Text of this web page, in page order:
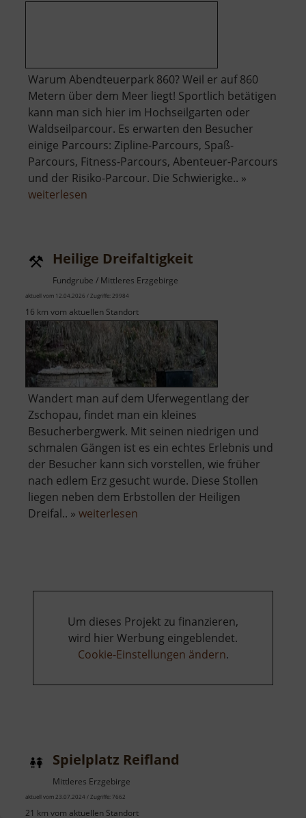
Warum Abendteuerpark 860? Weil er auf 860
Metern über dem Meer liegt! Sportlich betätigen
kann man sich hier im Hochseilgarten oder
Waldseilparcour. Es erwarten den Besucher
einige Parcours: Zipline-Parcours, Spaß-
Parcours, Fitness-Parcours, Abenteuer-Parcours
und der Risiko-Parcour. Die Schwierigke.. »
weiterlesen
Heilige Dreifaltigkeit
Fundgrube / Mittleres Erzgebirge
aktuell vom 12.04.2026 / Zugriffe: 29984
16 km vom aktuellen Standort
Wandert man auf dem Uferwegentlang der
Zschopau, findet man ein kleines
Besucherbergwerk. Mit seinen niedrigen und
schmalen Gängen ist es ein echtes Erlebnis und
der Besucher kann sich vorstellen, wie früher
nach edlem Erz gesucht wurde. Diese Stollen
liegen neben dem Erbstollen der Heiligen
Dreifal.. » weiterlesen
Um dieses Projekt zu finanzieren,
wird hier Werbung eingeblendet.
Cookie-Einstellungen ändern.
Spielplatz Reifland
Mittleres Erzgebirge
aktuell vom 23.07.2024 / Zugriffe: 7662
21 km vom aktuellen Standort